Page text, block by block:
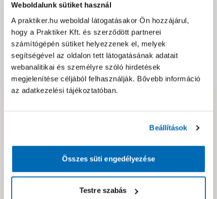
Weboldalunk sütiket használ
A praktiker.hu weboldal látogatásakor Ön hozzájárul,
hogy a Praktiker Kft. és szerződött partnerei
számítógépén sütiket helyezzenek el, melyek
segítségével az oldalon tett látogatásának adatait
webanalitikai és személyre szóló hirdetések
megjelenítése céljából felhasználják. Bővebb információ
az adatkezelési tájékoztatóban.
Beállítások
Összes süti engedélyezése
Testre szabás
Jótállás, szavatosság
Csomagolási és súly információk
Dokumentumok, felelős személy
Neked ajánljuk!